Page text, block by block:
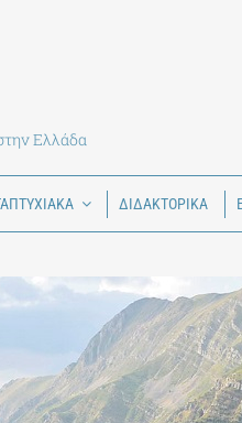
Ελλάδα
ΔΙΔΑΚΤΟΡΙΚΑ